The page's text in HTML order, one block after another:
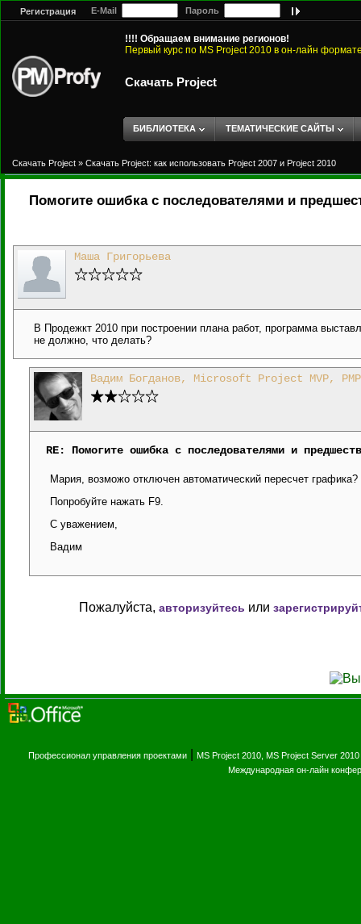
Регистрация E-Mail Пароль
!!!! Обращаем внимание регионов!
Первый курс по MS Project 2010 в он-лайн
Скачать Project
БИБЛИОТЕКА ТЕМАТИЧЕСКИЕ САЙТЫ
Скачать Project » Скачать Project: как использовать Project 2007 и Project 2010
Помогите ошибка с последователями и
Маша Григорьева
В Продежкт 2010 при построении плана работ, программа
не должно, что делать?
Вадим Богданов, Microsoft Project MVP,
RE: Помогите ошибка с последователями и
Мария, возможо отключен автоматический пересчет графика?
Попробуйте нажать F9.
С уважением,
Вадим
Пожалуйста, авторизуйтесь или
Профессионал управления проектами MS Project 2010, MS Project Server 2010
Международная он-лайн